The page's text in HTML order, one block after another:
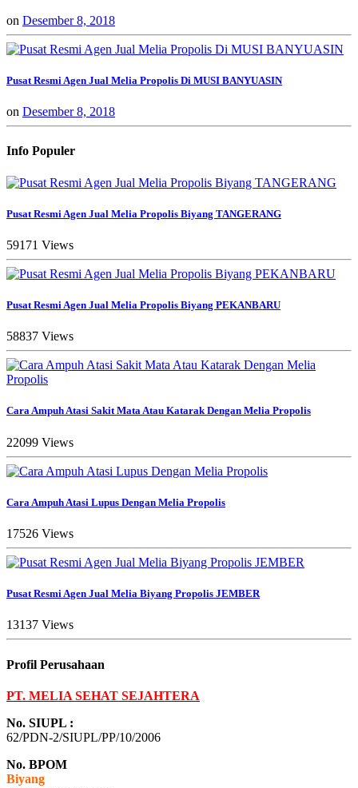
on Desember 8, 2018
Pusat Resmi Agen Jual Melia Propolis Di MUSI BANYUASIN
on Desember 8, 2018
Info Populer
Pusat Resmi Agen Jual Melia Propolis Biyang TANGERANG
59171 Views
Pusat Resmi Agen Jual Melia Propolis Biyang PEKANBARU
58837 Views
Cara Ampuh Atasi Sakit Mata Atau Katarak Dengan Melia Propolis
22099 Views
Cara Ampuh Atasi Lupus Dengan Melia Propolis
17526 Views
Pusat Resmi Agen Jual Melia Biyang Propolis JEMBER
13137 Views
Profil Perusahaan
PT. MELIA SEHAT SEJAHTERA
No. SIUPL :
62/PDN-2/SIUPL/PP/10/2006
No. BPOM
Biyang